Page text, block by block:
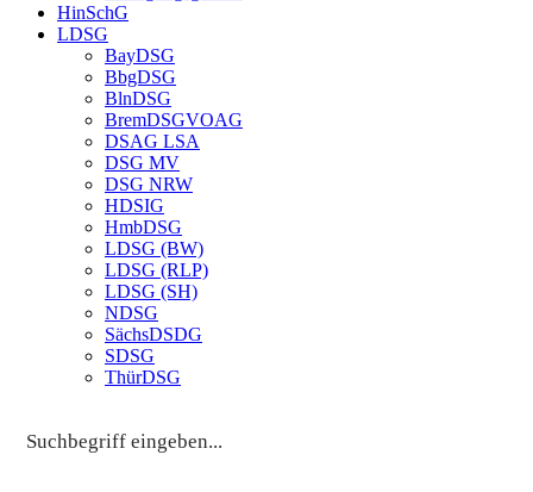
HinSchG
LDSG
BayDSG
BbgDSG
BlnDSG
BremDSGVOAG
DSAG LSA
DSG MV
DSG NRW
HDSIG
HmbDSG
LDSG (BW)
LDSG (RLP)
LDSG (SH)
NDSG
SächsDSDG
SDSG
ThürDSG